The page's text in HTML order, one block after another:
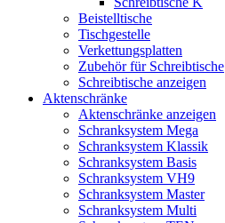
Beistelltische
Tischgestelle
Verkettungsplatten
Zubehör für Schreibtische
Schreibtische anzeigen
Aktenschränke
Aktenschränke anzeigen
Schranksystem Mega
Schranksystem Klassik
Schranksystem Basis
Schranksystem VH9
Schranksystem Master
Schranksystem Multi